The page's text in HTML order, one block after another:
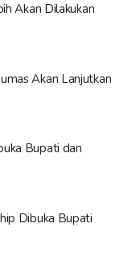
Akan Dilakukan
Akan Lanjutkan
Bupati dan
Dibuka Bupati